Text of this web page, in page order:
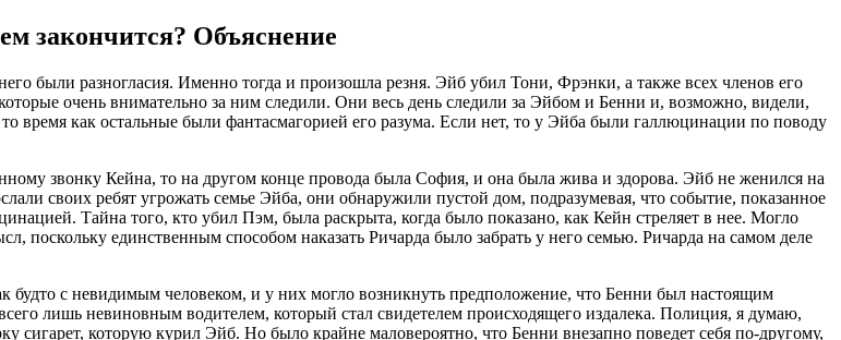
закончится? Объяснение
были разногласия. Именно тогда и произошла резня. Эйб убил Тони, Фрэнки, а также всех членов его
очень внимательно за ним следили. Они весь день следили за Эйбом и Бенни и, возможно, видели,
как остальные были фантасмагорией его разума. Если нет, то у Эйба были галлюцинации по поводу
звонку Кейна, то на другом конце провода была София, и она была жива и здорова. Эйб не женился на
своих ребят угрожать семье Эйба, они обнаружили пустой дом, подразумевая, что событие, показанное
Тайна того, кто убил Пэм, была раскрыта, когда было показано, как Кейн стреляет в нее. Могло
поскольку единственным способом наказать Ричарда было забрать у него семью. Ричарда на самом деле
будто с невидимым человеком, и у них могло возникнуть предположение, что Бенни был настоящим
лишь невиновным водителем, который стал свидетелем происходящего издалека. Полиция, я думаю,
сигарет, которую курил Эйб. Но было крайне маловероятно, что Бенни внезапно поведет себя по-другому,